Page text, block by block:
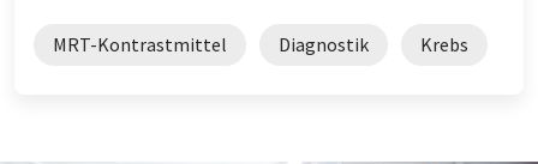
MRT-Kontrastmittel Diagnostik Krebs